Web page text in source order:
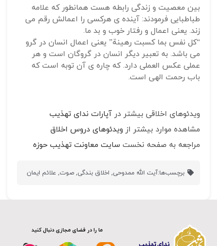
بین معصیت و زندگی رابطه هست همانطور که علامه
طباطبایی فرمودند: آینده ی هرکسی را اعمالش رقم می
زند. یعنی اعمال و رفتار خوب و بد ما.
“کل نفس بما کسبت رهینة” یعنی اعمال انسان در گرو
می باشد. به تعبیر دیگر انسان در گروگان است و هر
عملی عکس العملی دارد. که چاره ی آن توبه است که
باب رحمت الهی است.
ویدئوهای اخلاقی بیشتر در آپارات ندای تهذیب
مشاهده موارد بیشتر از ویدئوهای دروس اخلاق
مراجعه به صفحه نخست سایت معاونت تهذیب حوزه
برچسب‌ها:آیت الله ممدوحی, اخلاق بندگی,صوت, علائم ایمان
ما را در فضای مجازی دنبال کنید